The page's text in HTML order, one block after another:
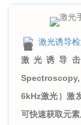
激光诱导检
激光诱导击
6kHz激光）激
可快速获取元